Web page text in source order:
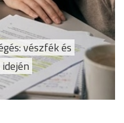
vészfék és